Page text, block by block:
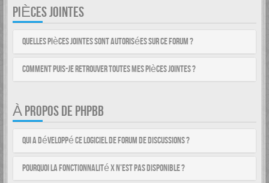
PIÈCES JOINTES
Quelles pièces jointes sont autorisées sur ce forum ?
Comment puis-je retrouver toutes mes pièces jointes ?
À PROPOS DE PHPBB
Qui a développé ce logiciel de forum de discussions ?
Pourquoi la fonctionnalité X n’est pas disponible ?